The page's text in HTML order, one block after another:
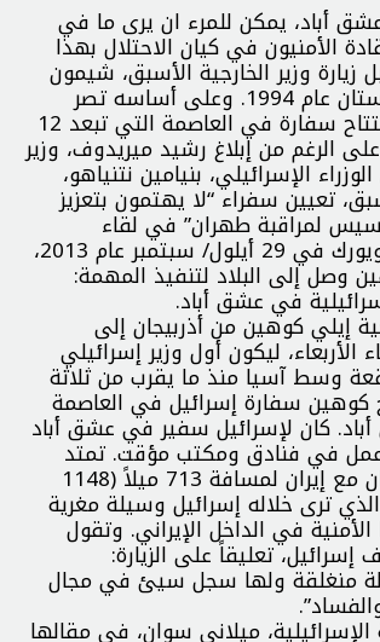
أباد، يمكن للمرء ان يرى ما في
الأمنيون في كيان الاحتلال بهذا
زيارة وزير الخارجية الأسبق، شيمون
بيريز إلى تركمانستان عام 1994. وعلى أساسه تصر
إسرائيل على افتتاح سفارة في العاصمة التي تبعد 12
الرغم من إبلاغ رشيد ميريدوف، وزير
الإسرائيلي، بنيامين نتنياهو،
تعيين سفراء “لا يهتمون بتعزيز
لمراقبة طهران” في لقاء
جمعهما في نيويورك في 29 أيلول/ سبتمبر عام 2013،
وصل إلى البلاد لتنفيذ المهمة:
في عشق أباد.
إيلي كوهين من أذربيجان إلى
الأربعاء، ليكون أول وزير إسرائيلي
وسط آسيا منذ ما يقرب من ثلاثة
سفارة إسرائيل في العاصمة
أباد. كان لإسرائيل سفير في عشق أباد
في فنادق ومكتب مؤقت. تمتد
حدود تركمانستان مع إيران لمسافة 713 ميلاً (1148
الذي ترى خلاله إسرائيل وسيلة مغرية
الأمنية في الداخل الإيراني. وتقول
تعليقاً على الزيارة:
منغلقة ولها سجل سيئ في مجال
ميلاني سوان، في مقالها